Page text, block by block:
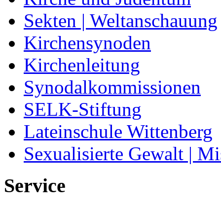
Sekten | Weltanschauung
Kirchensynoden
Kirchenleitung
Synodalkommissionen
SELK-Stiftung
Lateinschule Wittenberg
Sexualisierte Gewalt |
Service